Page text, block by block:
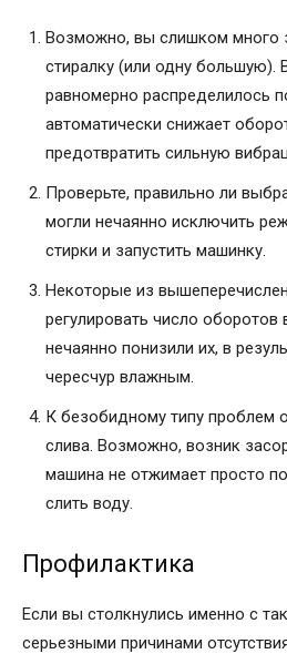
Возможно, вы слишком много
стиралку (или одну большую).
равномерно распределилось
автоматически снижает
предотвратить сильную
Проверьте, правильно ли
могли нечаянно исключить
стирки и запустить машинку.
Некоторые из
регулировать число
нечаянно понизили их, в
чересчур влажным.
К безобидному типу проблем
слива. Возможно, возник
машина не отжимает просто
слить воду.
Профилактика
Если вы столкнулись именно с
серьезными причинами